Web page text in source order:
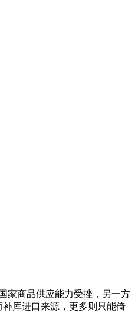
家商品供应能力受挫，另一方
库进口来源，更多则只能倚